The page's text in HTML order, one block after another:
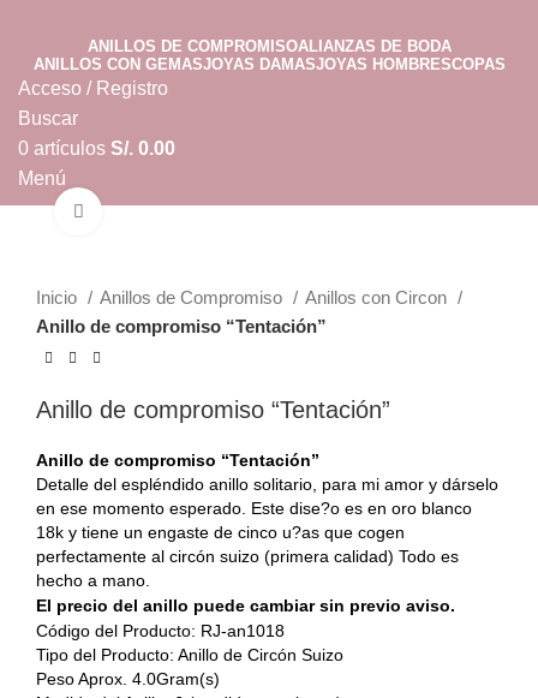
ANILLOS DE COMPROMISOALIANZAS DE BODA
ANILLOS CON GEMASJOYAS DAMASJOYAS HOMBRESCOPAS
Acceso / Registro
Buscar
0 artículos S/. 0.00
Menú
Clic para ampliar
Inicio Anillos de Compromiso
Anillos con Circon
Anillo de compromiso “Tentación”
Anillo de compromiso “Tentación”
Anillo de compromiso “Tentación”
Detalle del espléndido anillo solitario, para mi amor y dárselo
en ese momento esperado. Este dise?o es en oro blanco
18k y tiene un engaste de cinco u?as que cogen
perfectamente al circón suizo (primera calidad) Todo es
hecho a mano.
El precio del anillo puede cambiar sin previo aviso.
Código del Producto: RJ-an1018
Tipo del Producto: Anillo de Circón Suizo
Peso Aprox. 4.0Gram(s)